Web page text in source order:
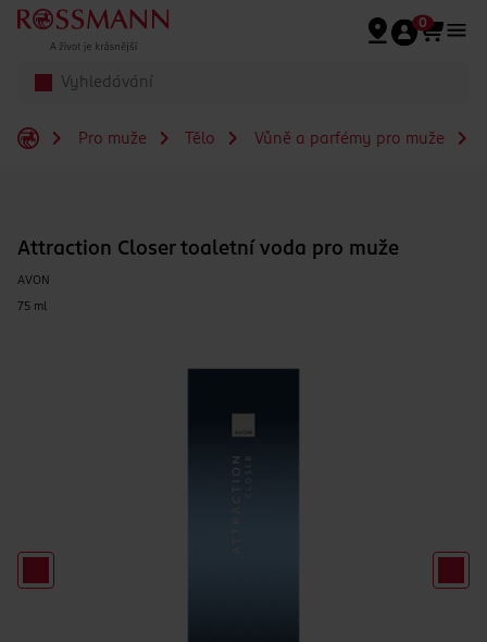
Přeskočit na hlavmní obsah
0
Pro muže Tělo Vůně a parfémy pro muže
Attraction Closer toaletní voda pro muže
AVON
75 ml